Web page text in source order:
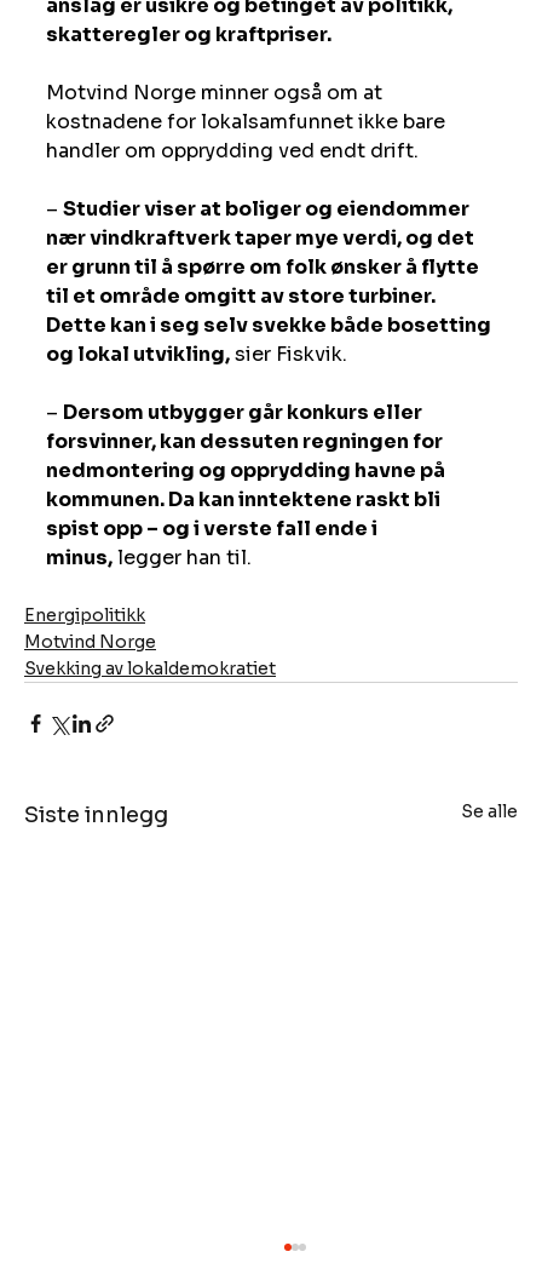
anslag er usikre og betinget av politikk,
skatteregler og kraftpriser.
Motvind Norge minner også om at
kostnadene for lokalsamfunnet ikke bare
handler om opprydding ved endt drift.
– Studier viser at boliger og eiendommer
nær vindkraftverk taper mye verdi, og det
er grunn til å spørre om folk ønsker å flytte
til et område omgitt av store turbiner.
Dette kan i seg selv svekke både bosetting
og lokal utvikling, sier Fiskvik.
– Dersom utbygger går konkurs eller
forsvinner, kan dessuten regningen for
nedmontering og opprydding havne på
kommunen. Da kan inntektene raskt bli
spist opp – og i verste fall ende i
minus, legger han til.
Energipolitikk
Motvind Norge
Svekking av lokaldemokratiet
Siste innlegg Se alle